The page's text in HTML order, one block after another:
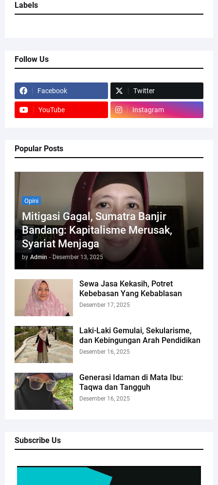
Labels
Follow Us
Facebook Twitter
YouTube Instagram
Popular Posts
Opini
Mitigasi Gagal, Sumatra Banjir
Bandang: Kapitalisme Merusak,
Syariat Menjaga
by Admin - Desember 13, 2025
Sewa Jasa Kekasih, Potret
Kebebasan Yang Kebablasan
Desember 17, 2025
Laki-Laki Gemulai, Sekularisme,
dan Kebingungan Arah Pendidikan
Desember 16, 2025
Generasi Idaman di Mata Ibu:
Taqwa dan Tangguh
Desember 16, 2025
Subscribe Us